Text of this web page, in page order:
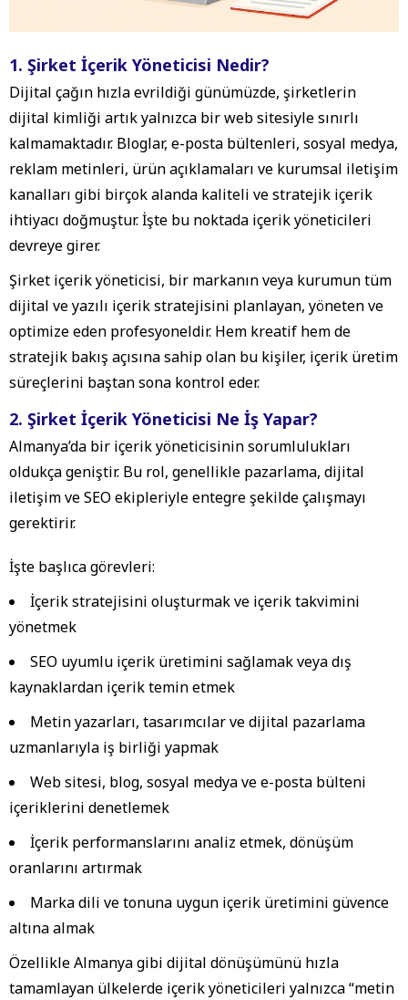
1. Şirket İçerik Yöneticisi Nedir?
Dijital çağın hızla evrildiği günümüzde, şirketlerin
dijital kimliği artık yalnızca bir web sitesiyle sınırlı
kalmamaktadır. Bloglar, e-posta bültenleri, sosyal medya,
reklam metinleri, ürün açıklamaları ve kurumsal iletişim
kanalları gibi birçok alanda kaliteli ve stratejik içerik
ihtiyacı doğmuştur. İşte bu noktada içerik yöneticileri
devreye girer.
Şirket içerik yöneticisi, bir markanın veya kurumun tüm
dijital ve yazılı içerik stratejisini planlayan, yöneten ve
optimize eden profesyoneldir. Hem kreatif hem de
stratejik bakış açısına sahip olan bu kişiler, içerik üretim
süreçlerini baştan sona kontrol eder.
2. Şirket İçerik Yöneticisi Ne İş Yapar?
Almanya’da bir içerik yöneticisinin sorumlulukları
oldukça geniştir. Bu rol, genellikle pazarlama, dijital
iletişim ve SEO ekipleriyle entegre şekilde çalışmayı
gerektirir.
İşte başlıca görevleri:
İçerik stratejisini oluşturmak ve içerik takvimini
yönetmek
SEO uyumlu içerik üretimini sağlamak veya dış
kaynaklardan içerik temin etmek
Metin yazarları, tasarımcılar ve dijital pazarlama
uzmanlarıyla iş birliği yapmak
Web sitesi, blog, sosyal medya ve e-posta bülteni
içeriklerini denetlemek
İçerik performanslarını analiz etmek, dönüşüm
oranlarını artırmak
Marka dili ve tonuna uygun içerik üretimini güvence
altına almak
Özellikle Almanya gibi dijital dönüşümünü hızla
tamamlayan ülkelerde içerik yöneticileri yalnızca “metin